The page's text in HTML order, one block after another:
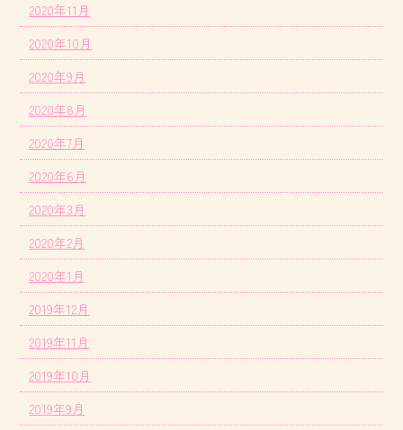
2020年11月
2020年10月
2020年9月
2020年8月
2020年7月
2020年6月
2020年3月
2020年2月
2020年1月
2019年12月
2019年11月
2019年10月
2019年9月